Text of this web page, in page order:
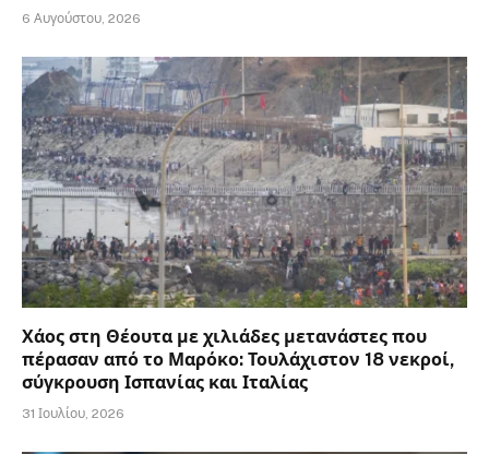
6 Αυγούστου, 2026
Χάος στη Θέουτα με χιλιάδες μετανάστες που
πέρασαν από το Μαρόκο: Τουλάχιστον 18 νεκροί,
σύγκρουση Ισπανίας και Ιταλίας
31 Ιουλίου, 2026